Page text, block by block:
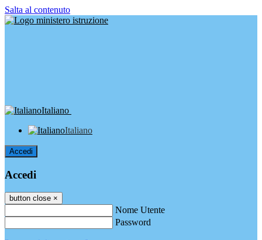
Salta al contenuto
Italiano
Italiano
Accedi
Accedi
button close ×
Nome Utente
Password